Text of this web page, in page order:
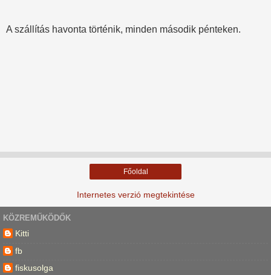
A szállítás havonta történik, minden második pénteken.
Főoldal
Internetes verzió megtekintése
KÖZREMŰKÖDŐK
Kitti
fb
fiskusolga